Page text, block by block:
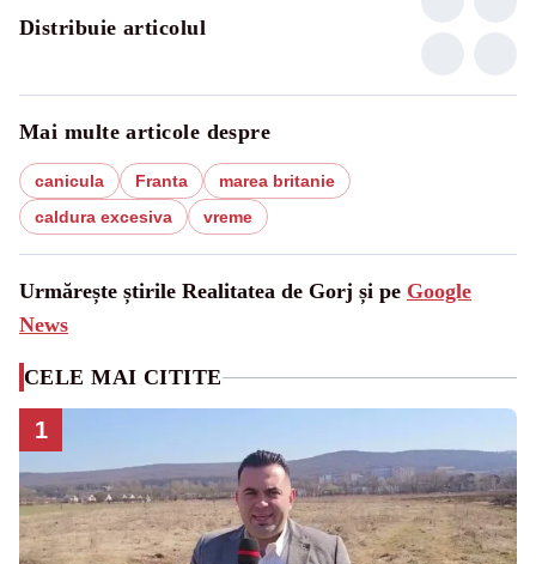
Distribuie articolul
Mai multe articole despre
canicula Franta
marea britanie
caldura excesiva
vreme
Urmărește știrile Realitatea de Gorj și pe Google
News
CELE MAI CITITE
1